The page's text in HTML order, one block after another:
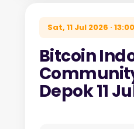
Sat, 11 Jul 2026 · 13:00
Bitcoin
Depok 11